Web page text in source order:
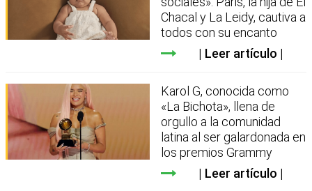
Chacal y La Leidy, cautiva a
todos con su encanto
Leer artículo
Karol G, conocida como
«La Bichota», llena de
orgullo a la comunidad
latina al ser galardonada en
los premios Grammy
Leer artículo